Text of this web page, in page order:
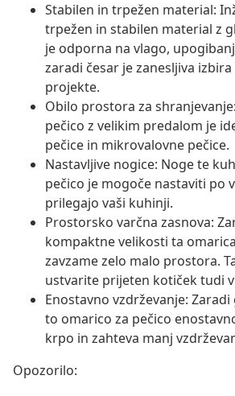
Stabilen in trpežen material:
trpežen in stabilen material z
je odporna na vlago,
zaradi česar je zanesljiva
projekte.
Obilo prostora za
pečico z velikim predalom je
pečice in mikrovalovne pečice.
Nastavljive nogice: Noge te
pečico je mogoče nastaviti po
prilegajo vaši kuhinji.
Prostorsko varčna zasnova:
kompaktne velikosti ta
zavzame zelo malo prostora.
ustvarite prijeten kotiček tudi
Enostavno vzdrževanje:
to omarico za pečico
krpo in zahteva manj
Opozorilo: